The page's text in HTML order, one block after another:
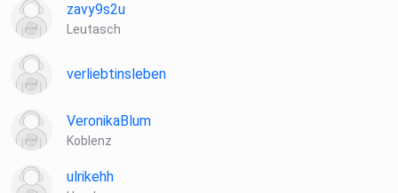
zavy9s2u
Leutasch
verliebtinsleben
VeronikaBlum
Koblenz
ulrikehh